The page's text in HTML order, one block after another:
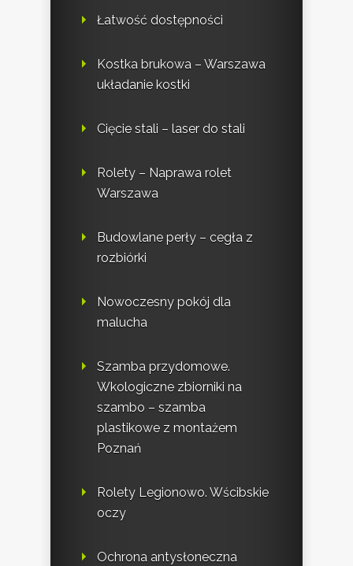
Łatwość dostępności
Kostka brukowa – Warszawa
układanie kostki
Cięcie stali – laser do stali
Rolety – Naprawa rolet
Warszawa
Budowlane perły – cegła z
rozbiórki
Nowoczesny pokój dla
malucha
Szamba przydomowe.
Wkologiczne zbiorniki na
szambo – szamba
plastikowe z montażem
Poznań
Rolety Legionowo. Wścibskie
oczy
Ochrona antysłoneczna